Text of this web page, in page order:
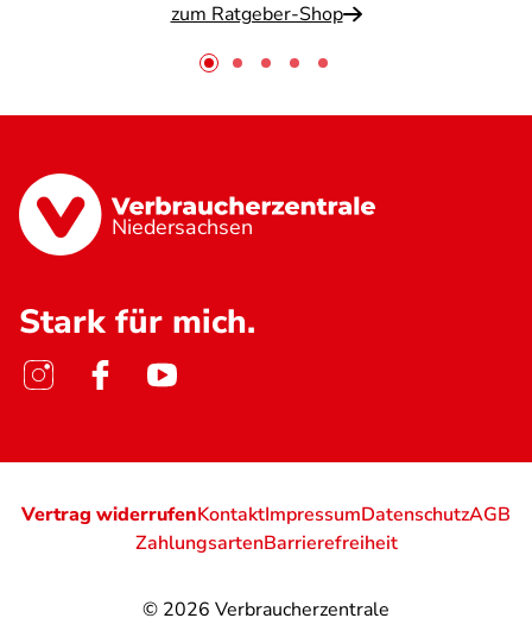
zum Ratgeber-Shop
Niedersachsen
Stark für mich.
© 2026 Verbraucherzentrale
Vertrag widerrufenKontaktImpressumDatenschutzAGB
ZahlungsartenBarrierefreiheit